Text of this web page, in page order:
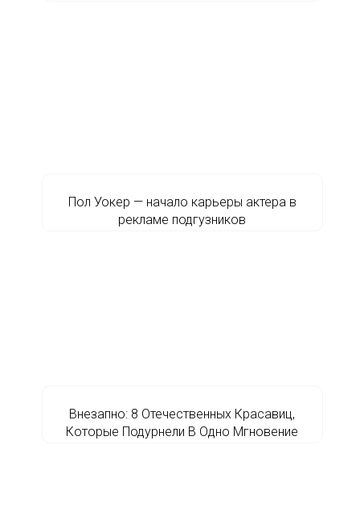
Пол Уокер — начало карьеры актера в
рекламе подгузников
Внезапно: 8 Отечественных Красавиц,
Которые Подурнели В Одно Мгновение